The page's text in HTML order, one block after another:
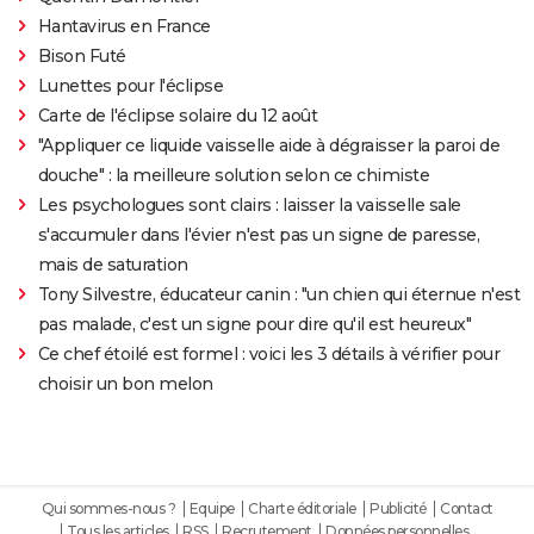
Hantavirus en France
Bison Futé
Lunettes pour l'éclipse
Carte de l'éclipse solaire du 12 août
"Appliquer ce liquide vaisselle aide à dégraisser la paroi de
douche" : la meilleure solution selon ce chimiste
Les psychologues sont clairs : laisser la vaisselle sale
s'accumuler dans l'évier n'est pas un signe de paresse,
mais de saturation
Tony Silvestre, éducateur canin : "un chien qui éternue n'est
pas malade, c'est un signe pour dire qu'il est heureux"
Ce chef étoilé est formel : voici les 3 détails à vérifier pour
choisir un bon melon
Qui sommes-nous ? Equipe Charte éditoriale Publicité
Contact